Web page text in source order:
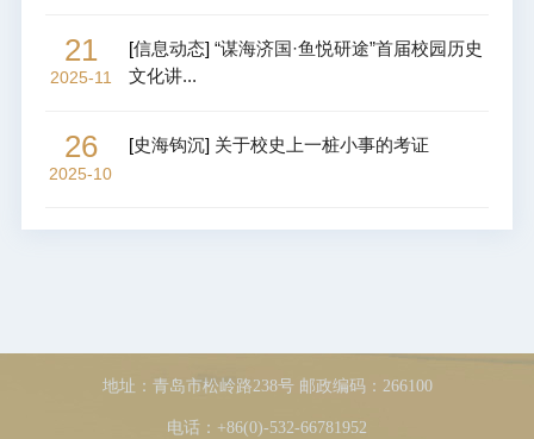
21
2025-11
[信息动态] “谋海济国·鱼悦研途”首届校园历史
文化讲...
26
2025-10
[史海钩沉] 关于校史上一桩小事的考证
地址：青岛市松岭路238号 邮政编码：266100
电话：+86(0)-532-66781952